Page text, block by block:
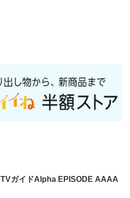
TVガイドAlpha EPISODE AAAA